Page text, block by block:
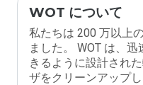
WOT について
私たちは 200 万以上
ました。 WOT は、
きるように設計され
ザをクリーンアップ